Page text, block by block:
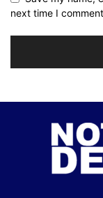
next time I